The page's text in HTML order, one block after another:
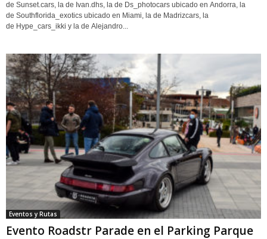
de Sunset.cars, la de Ivan.dhs, la de Ds_photocars ubicado en Andorra, la
de Southflorida_exotics ubicado en Miami, la de Madrizcars, la
de Hype_cars_ikki y la de Alejandro...
Eventos y Rutas
Evento Roadstr Parade en el Parking Parque